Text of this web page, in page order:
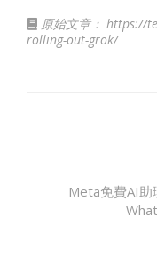
原始文章： https://
rolling-out-grok/
Meta免費AI